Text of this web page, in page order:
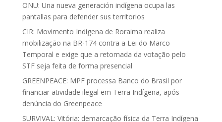
ONU: Una nueva generación indígena ocupa las
pantallas para defender sus territorios
CIR: Movimento Indígena de Roraima realiza
mobilização na BR-174 contra a Lei do Marco
Temporal e exige que a retomada da votação pelo
STF seja feita de forma presencial
GREENPEACE: MPF processa Banco do Brasil por
financiar atividade ilegal em Terra Indígena, após
denúncia do Greenpeace
SURVIVAL: Vitória: demarcação física da Terra Indígena